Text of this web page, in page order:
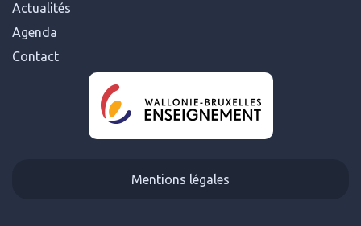
Actualités
Agenda
Contact
Mentions légales